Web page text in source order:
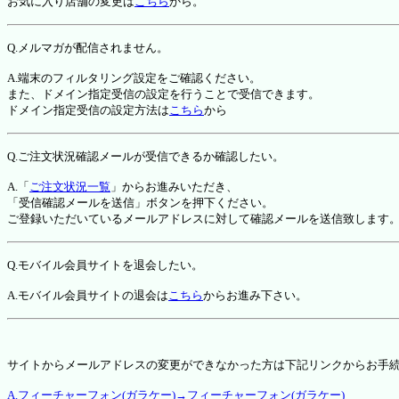
Q.メルマガが配信されません。
A.端末のフィルタリング設定をご確認ください。
また、ドメイン指定受信の設定を行うことで受信できます。
ドメイン指定受信の設定方法はこちらから
Q.ご注文状況確認メールが受信できるか確認したい。
A.「 ご注文状況一覧 」からお進みいただき、
「受信確認メールを送信」ボタンを押下ください。
ご登録いただいているメールアドレスに対して確認メールを送信致します。
Q.モバイル会員サイトを退会したい。
A.モバイル会員サイトの退会はこちらからお進み下さい。
サイトからメールアドレスの変更ができなかった方は下記リンクからお手
A.フィーチャーフォン(ガラケー)→フィーチャーフォン(ガラケー)